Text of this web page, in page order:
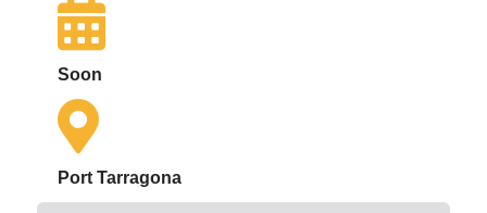
Soon
Port Tarragona